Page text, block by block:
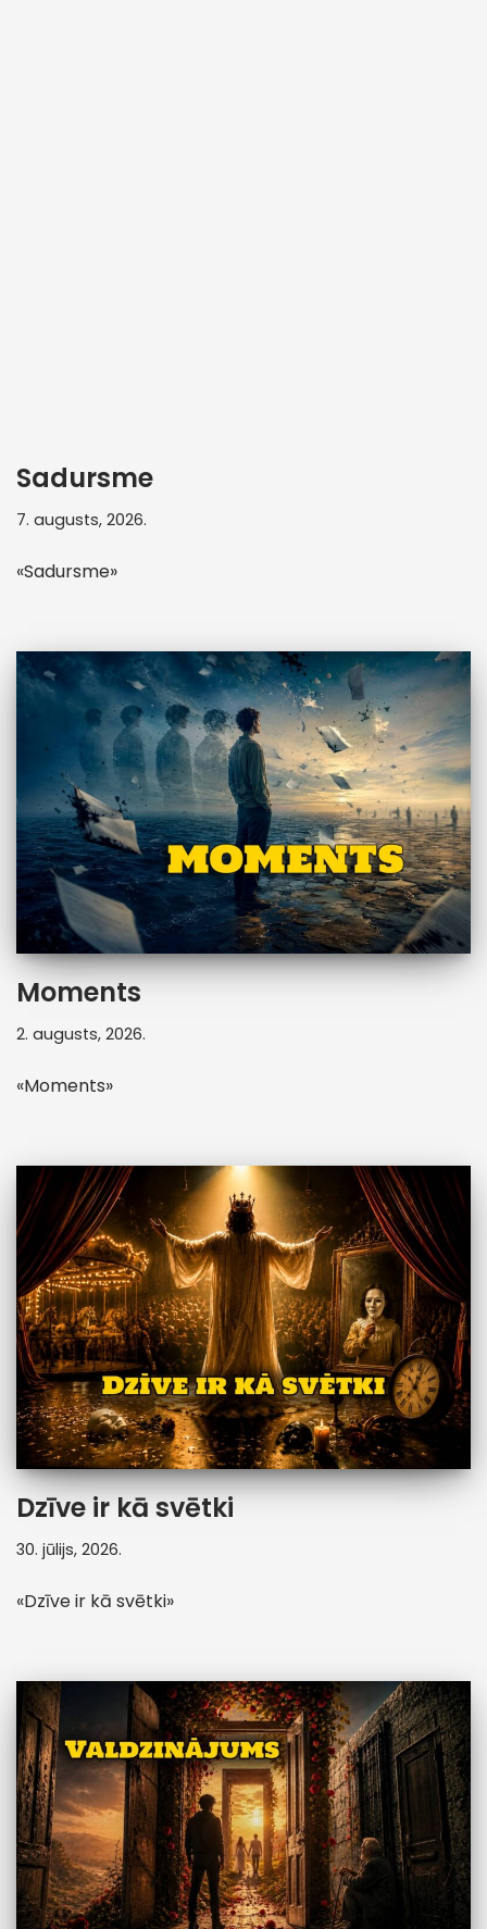
Sadursme
7. augusts, 2026.
«Sadursme»
Moments
2. augusts, 2026.
«Moments»
Dzīve ir kā svētki
30. jūlijs, 2026.
«Dzīve ir kā svētki»